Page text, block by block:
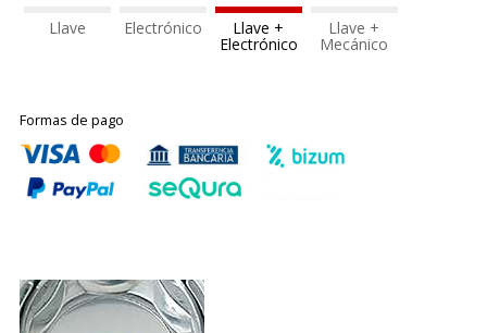
Llave Electrónico Llave +
Electrónico
Llave +
Mecánico
Formas de pago